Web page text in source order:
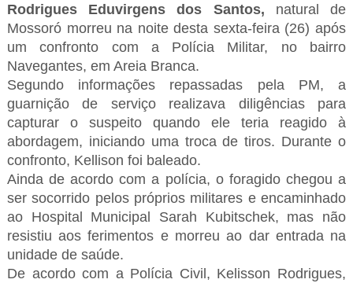
Rodrigues Eduvirgens dos Santos, natural de
Mossoró morreu na noite desta sexta-feira (26) após
um confronto com a Polícia Militar, no bairro
Navegantes, em Areia Branca.
Segundo informações repassadas pela PM, a
guarnição de serviço realizava diligências para
capturar o suspeito quando ele teria reagido à
abordagem, iniciando uma troca de tiros. Durante o
confronto, Kellison foi baleado.
Ainda de acordo com a polícia, o foragido chegou a
ser socorrido pelos próprios militares e encaminhado
ao Hospital Municipal Sarah Kubitschek, mas não
resistiu aos ferimentos e morreu ao dar entrada na
unidade de saúde.
De acordo com a Polícia Civil, Kelisson Rodrigues,